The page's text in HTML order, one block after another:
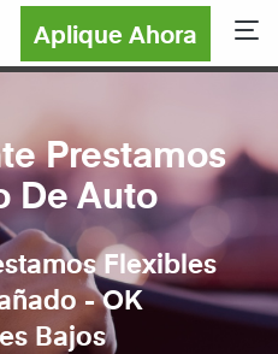
Aplique Ahora
Prestamos
De Auto
Flexibles
- OK
Bajos